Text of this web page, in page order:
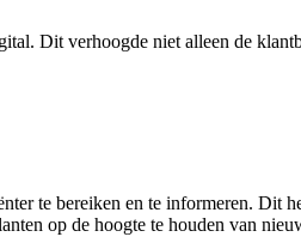
Dit verhoogde niet alleen de
te bereiken en te informeren. Dit
op de hoogte te houden van